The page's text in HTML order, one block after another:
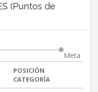
(Puntos de
Meta
POSICIÓN
CATEGORÍA